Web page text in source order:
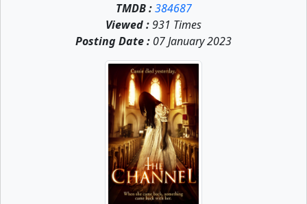
TMDB : 384687
Viewed :931 Times
Posting Date : 07 January 2023